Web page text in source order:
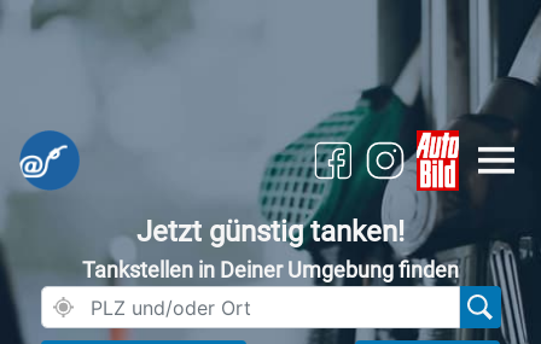
Jetzt günstig tanken!
Tankstellen in Deiner Umgebung finden